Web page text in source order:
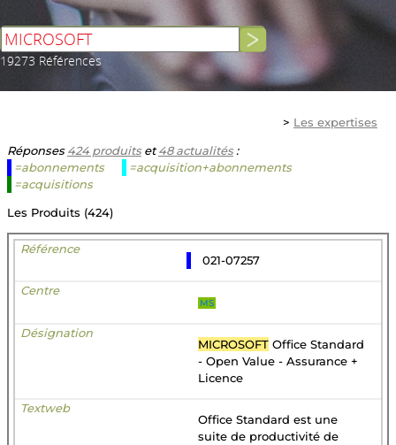
19273 Références
> Les expertises
Réponses424 produitset48 actualités:
=abonnements
=acquisition+abonnements
=acquisitions
Les Produits (424)
021-07257
MS
MICROSOFT Office Standard
- Open Value - Assurance +
Licence
Office Standard est une
suite de productivité de